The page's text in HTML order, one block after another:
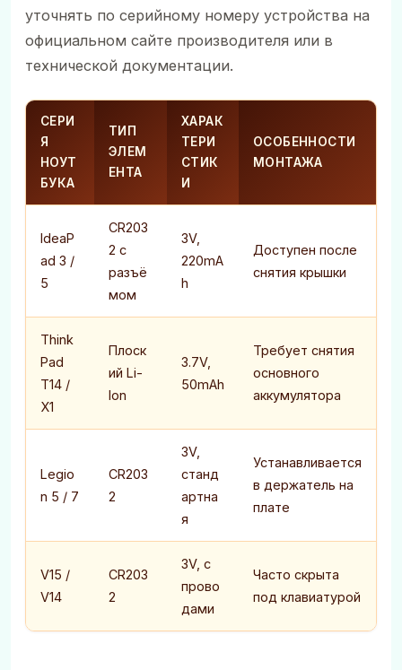
уточнять по серийному номеру устройства на
официальном сайте производителя или в
технической документации.
СЕРИ
Я
НОУТ
БУКА
ТИП
ЭЛЕМ
ЕНТА
ХАРАК
ТЕРИ
СТИК
И
ОСОБЕННОСТИ
МОНТАЖА
IdeaP
ad 3 /
5
CR203
2 с
разъё
мом
3V,
220mA
h
Доступен после
снятия крышки
Think
Pad
T14 /
X1
Плоск
ий Li-
Ion
3.7V,
50mAh
Требует снятия
основного
аккумулятора
Legio
n 5 / 7
CR203
2
3V,
станд
артна
я
Устанавливается
в держатель на
плате
V15 /
V14
CR203
2
3V, с
прово
дами
Часто скрыта
под клавиатурой